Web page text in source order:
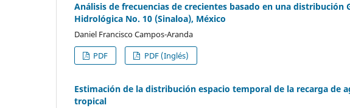
Análisis de frecuencias de crecientes basado en una
Hidrológica No. 10 (Sinaloa), México
Daniel Francisco Campos-Aranda
PDF
PDF (Inglés)
Estimación de la distribución espacio temporal de la recarga de
tropical